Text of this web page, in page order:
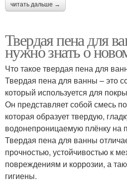
читать дальше →
Твердая пена для
нужно знать о
Что такое твердая пена для
Твердая пена для ванны – это
который используется для
Он представляет собой смесь
которая образует твердую,
водонепроницаемую плёнку на
Твердая пена для ванны
прочностью, устойчивостью к
повреждениям и коррозии, а
гигиены.